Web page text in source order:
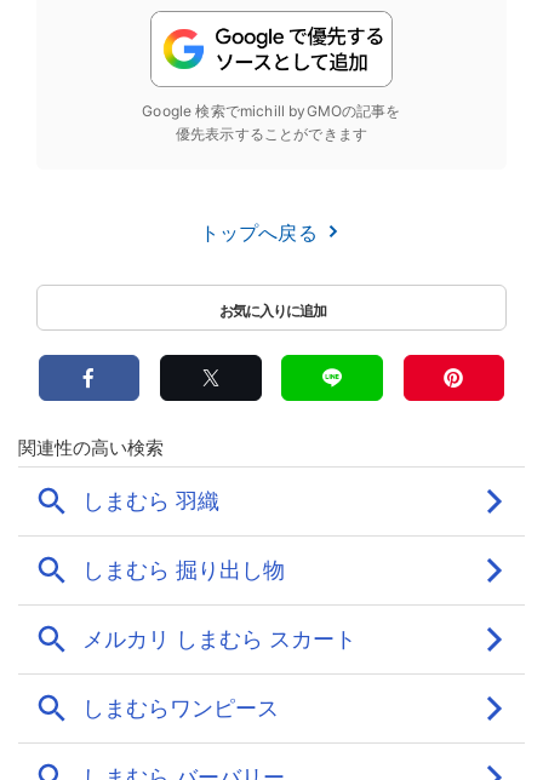
Google 検索でmichill byGMOの記事を
優先表示することができます
トップへ戻る